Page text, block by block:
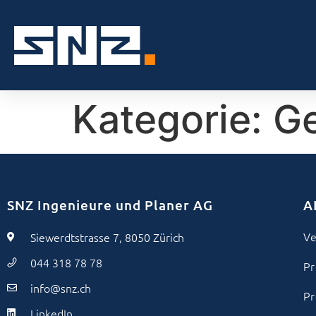
Kategorie:
SNZ Ingenieure und Planer AG
Siewerdtstrasse 7, 8050 Zürich
044 318 78 78
info@snz.ch